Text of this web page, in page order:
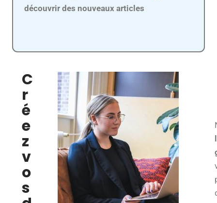
découvrir des nouveaux articles
C
r
é
e
z
v
o
s